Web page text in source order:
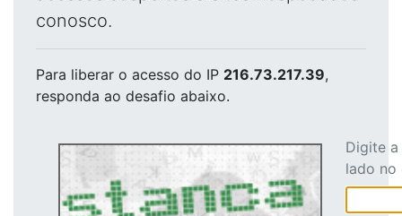
conosco.
Para liberar o acesso do IP 216.73.217.39,
responda ao desafio abaixo.
Digite
lado no